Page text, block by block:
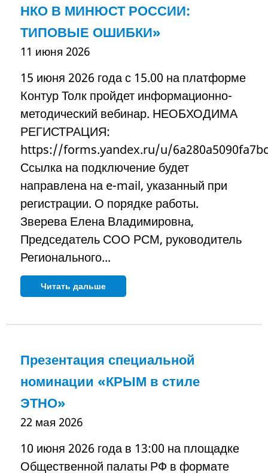
НКО В МИНЮСТ РОССИИ:
ТИПОВЫЕ ОШИБКИ»
11 июня 2026
15 июня 2026 года с 15.00 на платформе
Контур Толк пройдет информационно-
методический вебинар. НЕОБХОДИМА
РЕГИСТРАЦИЯ:
https://forms.yandex.ru/u/
Ссылка на подключение будет
направлена на e-mail, указанный при
регистрации. О порядке работы.
Зверева Елена Владимировна,
Председатель СОО РСМ, руководитель
Регионального...
Читать дальше
Презентация специальной
номинации «КРЫМ в стиле
ЭТНО»
22 мая 2026
10 июня 2026 года в 13:00 на площадке
Общественной палаты РФ в формате